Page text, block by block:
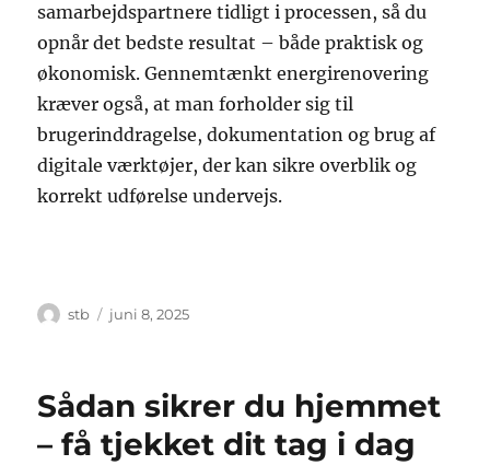
samarbejdspartnere tidligt i processen, så du
opnår det bedste resultat – både praktisk og
økonomisk. Gennemtænkt energirenovering
kræver også, at man forholder sig til
brugerinddragelse, dokumentation og brug af
digitale værktøjer, der kan sikre overblik og
korrekt udførelse undervejs.
Forfatter
stb Udgivet
juni 8, 2025
Sådan sikrer du hjemmet
– få tjekket dit tag i dag